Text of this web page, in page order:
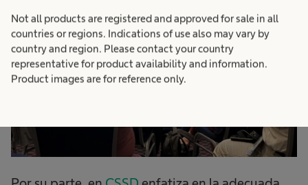
Not all products are registered and approved for sale in all
countries or regions. Indications of use also may vary by
country and region. Please contact your country
representative for product availability and information.
Product images are for reference only.